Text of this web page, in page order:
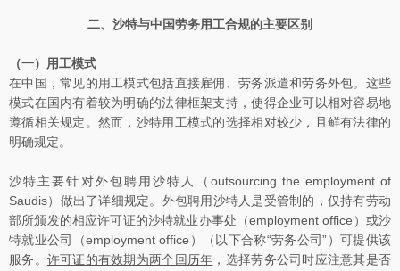
二、沙特与中国劳务用工合规的主要区别
（一）用工模式
在中国，常见的用工模式包括直接雇佣、劳务派遣和劳务外包。这些
模式在国内有着较为明确的法律框架支持，使得企业可以相对容易地
遵循相关规定。然而，沙特用工模式的选择相对较少，且鲜有法律的
明确规定。
沙特主要针对外包聘用沙特人（outsourcing the employment of
Saudis）做出了详细规定。外包聘用沙特人是受管制的，仅持有劳动
部所颁发的相应许可证的沙特就业办事处（employment office）或沙
特就业公司（employment office）（以下合称“劳务公司”）可提供该
服务。 许可证的有效期为两个回历年 ，选择劳务公司时应注意其是否